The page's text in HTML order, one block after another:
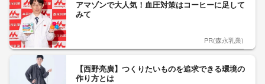
アマゾンで大人気！血圧対策はコーヒーに足して
みて
PR(森永乳業)
【西野亮廣】つくりたいものを追求できる環境の
作り方とは